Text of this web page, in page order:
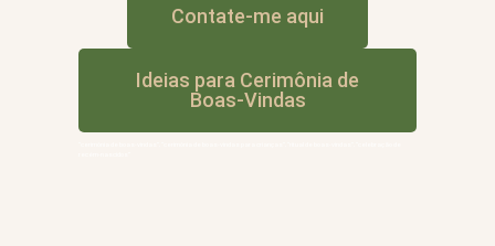
Contate-me aqui
Ideias para Cerimônia de
Boas-Vindas